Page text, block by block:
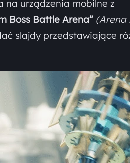
na urządzenia mobilne z
Boss Battle Arena” (Arena
slajdy przedstawiające